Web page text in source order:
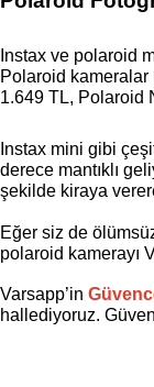
Polaroid
1.649 TL, Polaroid
Instax mini gibi
derece mantıklı
şekilde kiraya
Eğer siz de
polaroid kamerayı
Varsapp’in
hallediyoruz.